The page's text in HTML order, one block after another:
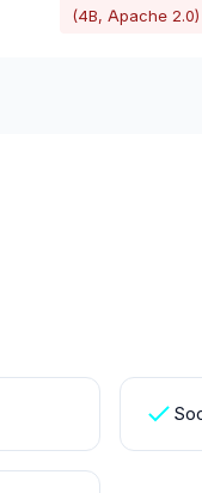
(4B, Apache 2.0)